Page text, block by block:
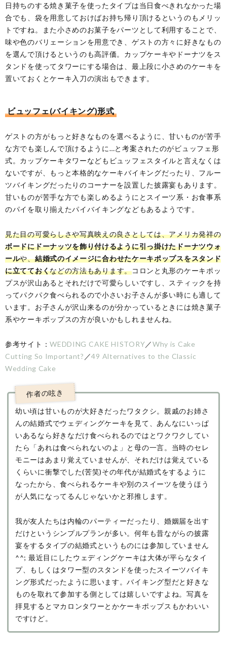
日持ちのする焼き菓子を使ったタイプは当日食べきれなかった場
合でも、袋を用意しておけばお持ち帰り頂けるというのもメリッ
トですね。また小さめのお菓子をパーツとして利用することで、
味や色のバリェーションを用意でき、ゲストの方々に好きなもの
を選んで頂けるというのも高評価。カップケーキやドーナツをス
タンドを使ってタワーにする場合は、最上段に小さめのケーキを
置いておくとケーキ入刀の演出もできます。
ビュッフェ(バイキング)形式
ゲストの方がもっと好きなものを選べるように、甘いものが苦手
な方でも楽しんで頂けるように…と考案されたのがビュッフェ形
式。カップケーキタワーなどもビュッフェスタイルと言えなくは
ないですが、もっと本格的なケーキバイキングだったり、フルー
ツバイキングだったりのコーナーを設置した披露宴もあります。
甘いものが苦手な方でも楽しめるようにとスイーツ系・お食事系
のパイを取り揃えたパイバイキングなどもあるようです。
見た目の可愛らしさや写真映えの良さとしては、アメリカ発祥の
ボードにドーナッツを飾り付けるように引っ掛けたドーナツウォ
ールや、結婚式のイメージに合わせたケーキポップスをスタンド
に立てておくなどの方法もあります。コロンと丸形のケーキポッ
プスが沢山あるとそれだけで可愛らしいですし、スティックを持
ってパクパク食べられるので小さいお子さんが多い時にも適して
います。お子さんが沢山来るのが分かっているときには焼き菓子
系やケーキポップスの方が良いかもしれませんね。
参考サイト：WEDDING CAKE HISTORY／Why is Cake
Cutting So Important? ／49 Alternatives to the Classic
Wedding Cake
幼い頃は甘いものが大好きだったワタクシ。親戚のお姉さ
んの結婚式でウェディングケーキを見て、あんなにいっぱ
いあるなら好きなだけ食べられるのではとワクワクしてい
たら「あれは食べられないのよ」と母の一言。当時のセレ
モニーはあまり覚えていませんが、それだけは覚えている
くらいに衝撃でした(苦笑)その年代が結婚式をするように
なったから、食べられるケーキや別のスイーツを使うほう
が人気になってるんじゃないかと邪推します。
我が友人たちは内輪のパーティーだったり、婚姻届を出す
だけというシンプルプランが多い。何年も昔ながらの披露
宴をするタイプの結婚式というものには参加していません
^^; 最近目にしたウェディングケーキは大体が平らなタイ
プ、もしくはタワー型のスタンドを使ったスイーツバイキ
ング形式だったように思います。バイキング型だと好きな
ものを取れて参加する側としては嬉しいですよね。写真を
拝見するとマカロンタワーとかケーキポップスもかわいい
ですけど。